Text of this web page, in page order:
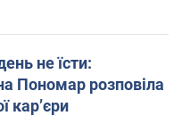
не їсти:
Пономар розповіла
кар’єри